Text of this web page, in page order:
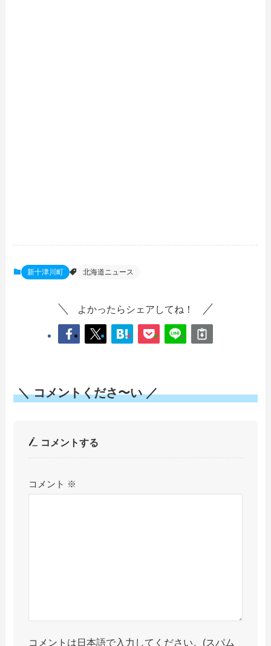
新十津川町 北海道ニュース
よかったらシェアしてね！
＼ コメントくださ〜い ／
コメントする
コメント ※
コメントは日本語で入力してください。(スパム